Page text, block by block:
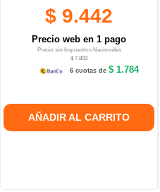
$ 9.442
Precio web en 1 pago
Precio sin Impuestos Nacionales
$ 7.803
6 cuotas de $ 1.784
AÑADIR AL CARRITO